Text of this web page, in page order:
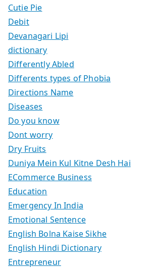
Cutie Pie
Debit
Devanagari Lipi
dictionary
Differently Abled
Differents types of Phobia
Directions Name
Diseases
Do you know
Dont worry
Dry Fruits
Duniya Mein Kul Kitne Desh Hai
ECommerce Business
Education
Emergency In India
Emotional Sentence
English Bolna Kaise Sikhe
English Hindi Dictionary
Entrepreneur